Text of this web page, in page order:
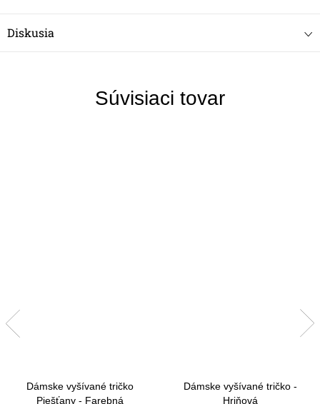
Diskusia
Súvisiaci tovar
Dámske vyšívané tričko
Piešťany - Farebná
Dámske vyšívané tričko -
Hriňová